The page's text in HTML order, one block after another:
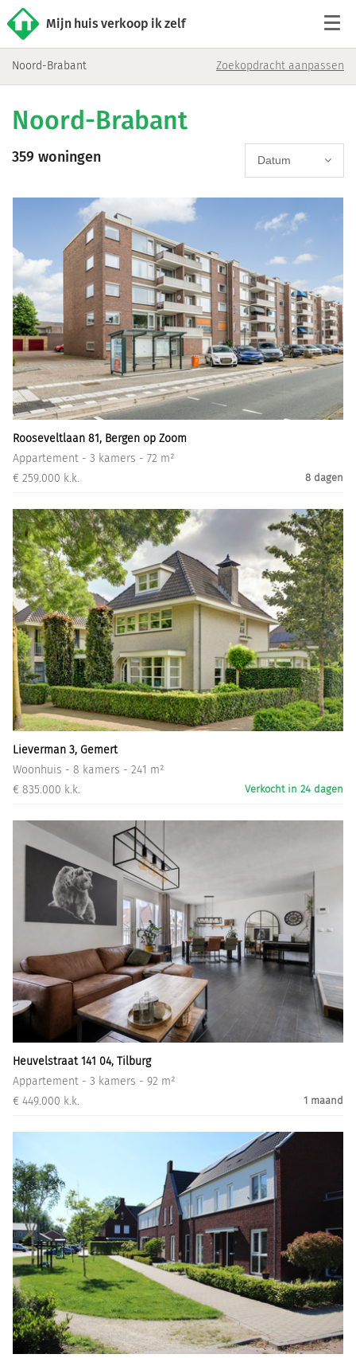
Mijn huis verkoop ik zelf
Woningaanbod
Reviews
Contact
Verkoop starten
Informatiegesprek
Inloggen
Noord-Brabant Zoekopdracht aanpassen
Noord-Brabant
359 woningen Datum
Rooseveltlaan 81, Bergen op Zoom
Appartement - 3 kamers - 72 m²
€ 259.000 k.k.
8 dagen
Lieverman 3, Gemert
Woonhuis - 8 kamers - 241 m²
€ 835.000 k.k.
Verkocht in 24 dagen
Heuvelstraat 141 04, Tilburg
Appartement - 3 kamers - 92 m²
€ 449.000 k.k.
1 maand